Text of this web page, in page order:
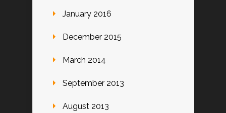
January 2016
December 2015
March 2014
September 2013
August 2013